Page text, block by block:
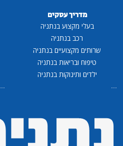
מדריך עסקים
בעלי מקצוע בנתניה
רכב בנתניה
שרותים מקצועיים בנתניה
טיפוח ובריאות בנתניה
ילדים ותינוקות בנתניה
...
...